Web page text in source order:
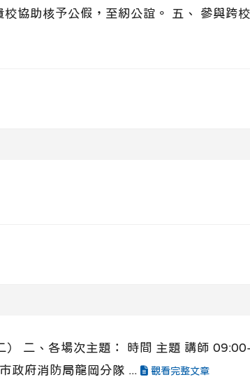
協助核予公假，至紉公誼。 五、 參與跨
二、各場次主題： 時間 主題 講師
政府消防局龍岡分隊 ...
觀看完整文章